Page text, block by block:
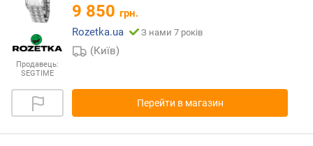
Продавець:
SEGTIME
9 850 грн.
Rozetka.ua
З нами 7 років
(Київ)
Перейти в магазин